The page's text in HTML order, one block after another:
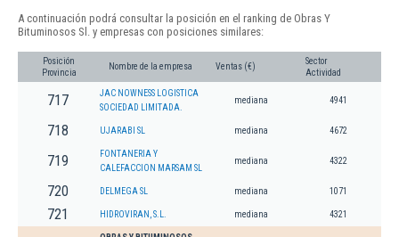
A continuación podrá consultar la posición en el ranking de Obras Y
Bituminosos Sl. y empresas con posiciones similares:
Posición
Provincia
Nombre de la empresa Ventas (€)
Sector
Actividad
717
JAC NOWNESS LOGISTICA
SOCIEDAD LIMITADA.
mediana 4941
718 UJARABI SL mediana 4672
719
FONTANERIA Y
CALEFACCION MARSAM SL
mediana 4322
720 DELMEGA SL mediana 1071
721 HIDROVIRAN, S.L. mediana 4321